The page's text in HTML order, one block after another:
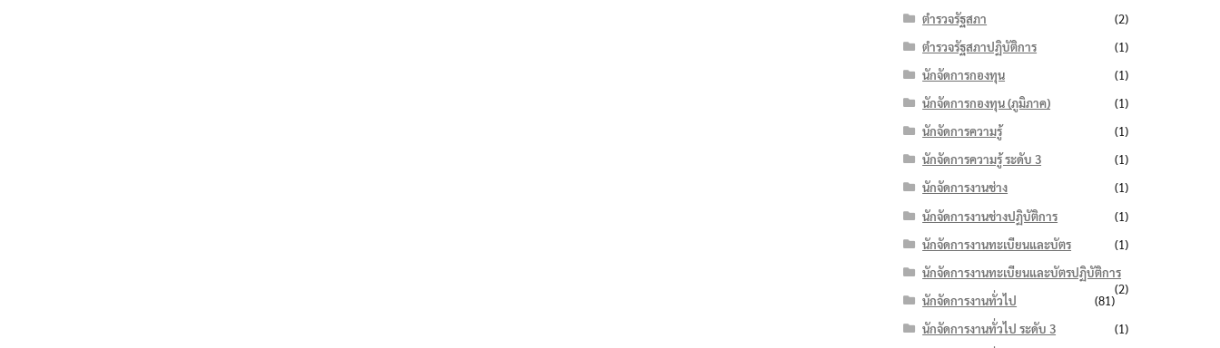
ตำรวจรัฐสภา
(2)
ตำรวจรัฐสภาปฏิบัติการ
(1)
นักจัดการกองทุน
(1)
นักจัดการกองทุน (ภูมิภาค)
(1)
นักจัดการความรู้
(1)
นักจัดการความรู้ ระดับ 3
(1)
นักจัดการงานช่าง
(1)
นักจัดการงานช่างปฏิบัติการ
(1)
นักจัดการงานทะเบียนและบัตร
(1)
นักจัดการงานทะเบียนและบัตรปฏิบัติการ
(2)
นักจัดการงานทั่วไป
(81)
นักจัดการงานทั่วไป ระดับ 3
(1)